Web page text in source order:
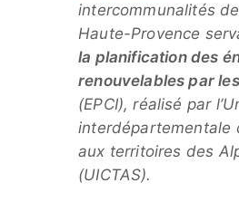
intercommunalités
Haute-Provence
la planification des
renouvelables par
(EPCI), réalisé par
interdépartementale
aux territoires des
(UICTAS).